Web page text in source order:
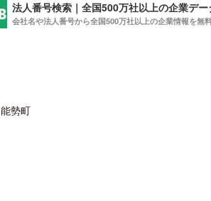
法人番号検索｜全国500万社以上の企業デー
会社名や法人番号から全国500万社以上の企業情報を無
能勢町